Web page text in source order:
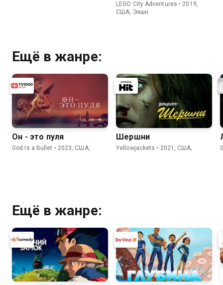
LEGO City Adventures • 2019,
США, Экшн
Ещё в жанре:
Он - это пуля
God Is a Bullet • 2023, США,
Шершни
Yellowjackets • 2021, США,
Ещё в жанре: